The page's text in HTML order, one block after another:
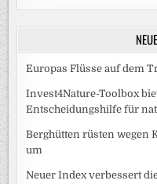
Europas Flüsse auf dem
Invest4Nature-Toolbox
Entscheidungshilfe für
Berghütten rüsten wegen
um
Neuer Index verbessert